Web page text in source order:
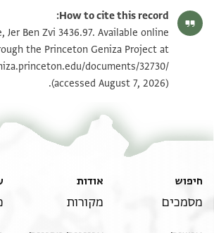
How to cite this record:
Ben Zvi 3436.97. Available online
the Princeton Geniza Project at
documents/32730/
(accessed August 7, 2026).
חיפוש
מסמכים
אודות
מקורות